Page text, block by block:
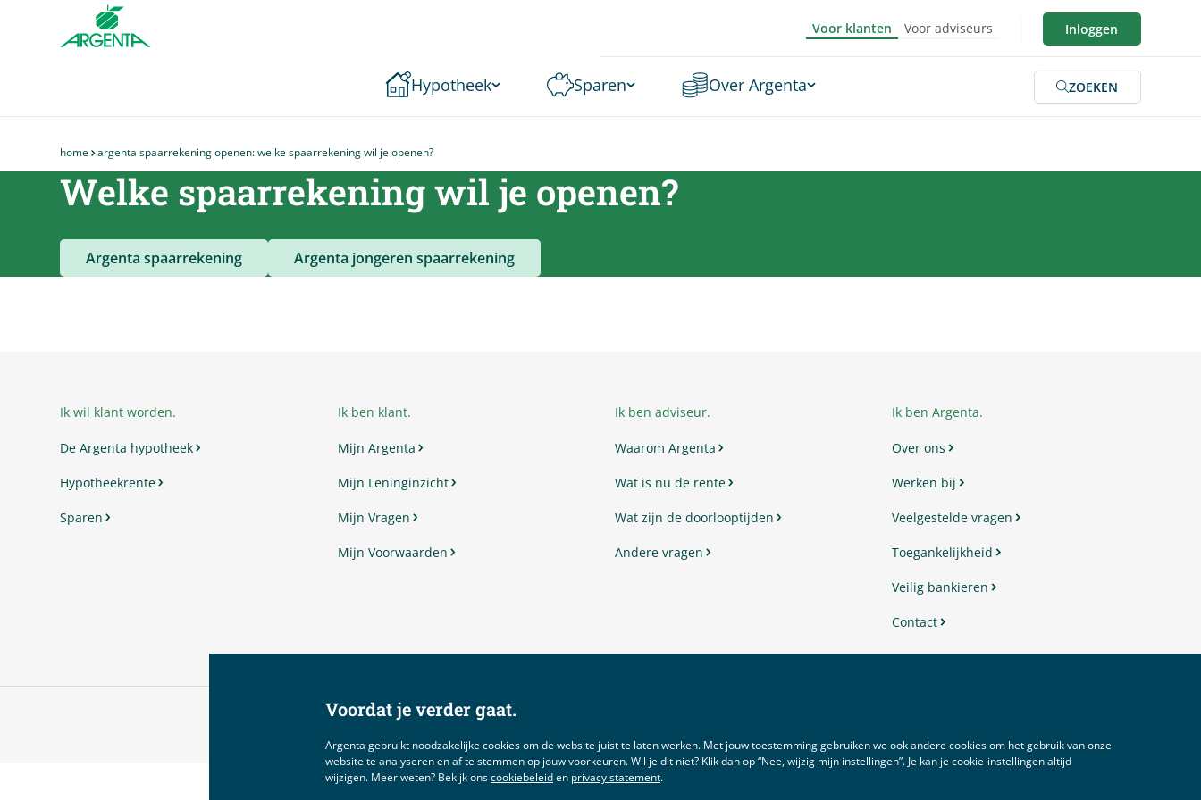
Ga naar de
hoofdinhoud
Voordat je verder gaat.
Argenta gebruikt noodzakelijke cookies om de website juist te laten werken. Met jouw toestemming gebruiken we ook andere cookies om het gebruik van onze
website te analyseren en af te stemmen op jouw voorkeuren. Wil je dit niet? Klik dan op “Nee, wijzig mijn instellingen”. Je kan je cookie‑instellingen altijd
wijzigen. Meer weten? Bekijk onscookiebeleiden privacy statement.
Voor klanten Voor adviseurs Inloggen
Hypotheek Sparen Over Argenta ZOEKEN
Je
bent
hier
home argenta spaarrekening openen: welke spaarrekening wil je openen?
Welke spaarrekening wil je openen?
Argenta spaarrekening Argenta jongeren spaarrekening
Ik wil klant worden.
De Argenta hypotheek
Hypotheekrente
Sparen
Ik ben klant.
Mijn Argenta
Mijn Leninginzicht
Mijn Vragen
Mijn Voorwaarden
Ik ben adviseur.
Waarom Argenta
Wat is nu de rente
Wat zijn de doorlooptijden
Andere vragen
Ik ben Argenta.
Over ons
Werken bij
Veelgestelde vragen
Toegankelijkheid
Veilig bankieren
Contact